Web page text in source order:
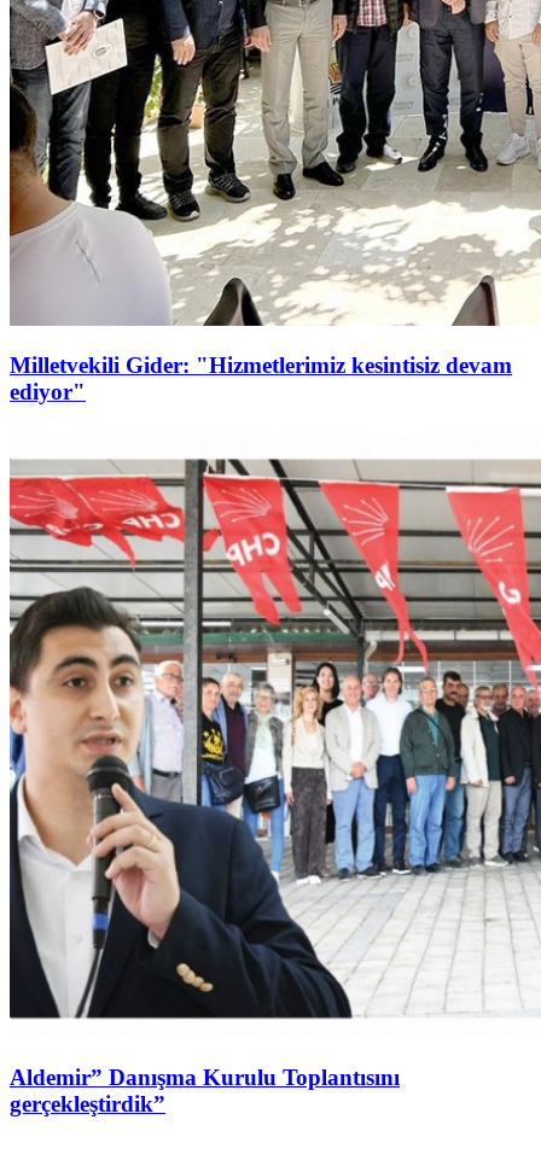
Milletvekili Gider: "Hizmetlerimiz kesintisiz devam
ediyor"
Aldemir” Danışma Kurulu Toplantısını
gerçekleştirdik”